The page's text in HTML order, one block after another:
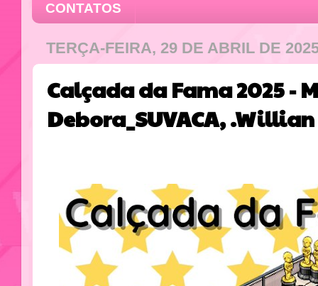
CONTATOS
TERÇA-FEIRA, 29 DE ABRIL DE
Calçada da Fama 2025 -
Debora_SUVACA,